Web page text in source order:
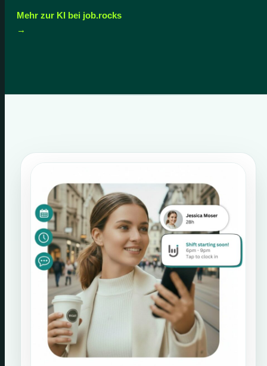
Mehr zur KI bei job.rocks
→